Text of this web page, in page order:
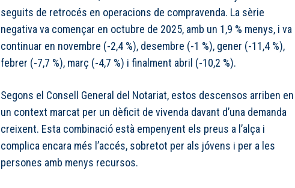
seguits de retrocés en operacions de compravenda. La sèrie
negativa va començar en octubre de 2025, amb un 1,9 % menys, i va
continuar en novembre (-2,4 %), desembre (-1 %), gener (-11,4 %),
febrer (-7,7 %), març (-4,7 %) i finalment abril (-10,2 %).
Segons el Consell General del Notariat, estos descensos arriben en
un context marcat per un dèficit de vivenda davant d’una demanda
creixent. Esta combinació està empenyent els preus a l’alça i
complica encara més l’accés, sobretot per als jóvens i per a les
persones amb menys recursos.